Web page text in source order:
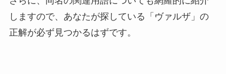
しますので、あなたが探している「ヴァルザ」の
正解が必ず見つかるはずです。